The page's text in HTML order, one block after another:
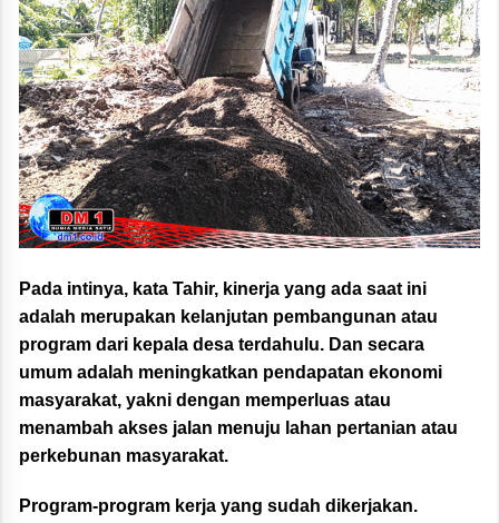
Pada intinya, kata Tahir, kinerja yang ada saat ini
adalah merupakan kelanjutan pembangunan atau
program dari kepala desa terdahulu. Dan secara
umum adalah meningkatkan pendapatan ekonomi
masyarakat, yakni dengan memperluas atau
menambah akses jalan menuju lahan pertanian atau
perkebunan masyarakat.
Program-program kerja yang sudah dikerjakan.